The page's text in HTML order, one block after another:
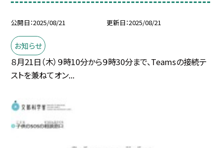
公開日 2025/08/21 更新日 2025/08/21
お知らせ
８月21日（木）９時10分から９時30分まで、Teamsの接続テ
ストを兼ねてオン...